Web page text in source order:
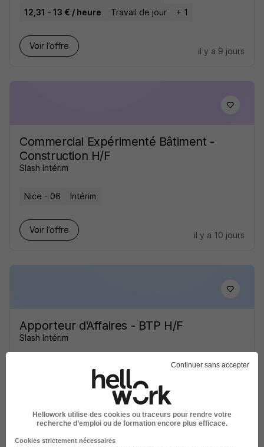
12,31 - 13 € / heure
Travail de jour + 1
Voir l’offre
il y a 9 jours
Commercial Expérimenté Bâtiment -
Construction H/F
Slash Intérim
Nice - 06 Intérim
Voir l’offre
il y a 10 jours
Apporteur d'Affaires - BTP H/F
Slash Intérim
Continuer sans accepter
Hellowork utilise des cookies ou traceurs pour rendre votre
recherche d’emploi ou de formation encore plus efficace.
Cookies strictement nécessaires